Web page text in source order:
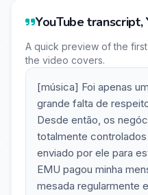
YouTube
A quick preview of the
the video covers.
[música] Foi apenas
grande falta de
Desde então, os
totalmente
enviado por ele para
EMU pagou minha
mesada regularmente